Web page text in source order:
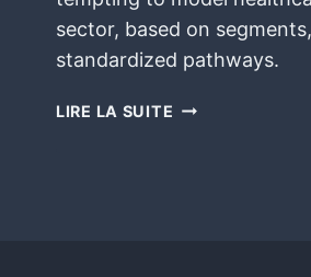
sector, based on
standardized pathways.
LIRE LA SUITE